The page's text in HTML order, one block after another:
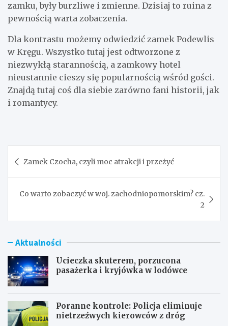
zamku, były burzliwe i zmienne. Dzisiaj to ruina z
pewnością warta zobaczenia.
Dla kontrastu możemy odwiedzić zamek Podewlis
w Kręgu. Wszystko tutaj jest odtworzone z
niezwykłą starannością, a zamkowy hotel
nieustannie cieszy się popularnością wśród gości.
Znajdą tutaj coś dla siebie zarówno fani historii, jak
i romantycy.
wpisu
Zamek Czocha, czyli moc atrakcji i przeżyć
Co warto zobaczyć w woj. zachodniopomorskim? cz.
2
Aktualności
Ucieczka skuterem, porzucona
pasażerka i kryjówka w lodówce
Poranne kontrole: Policja eliminuje
nietrzeźwych kierowców z dróg